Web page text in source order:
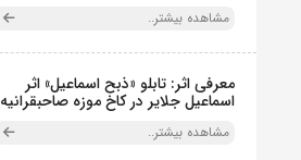
مشاهده بیشتر..
معرفی اثر: تابلو «ذبح اسماعیل» اثر
اسماعیل جلایر در کاخ موزه صاحبقرانیه
مشاهده بیشتر..